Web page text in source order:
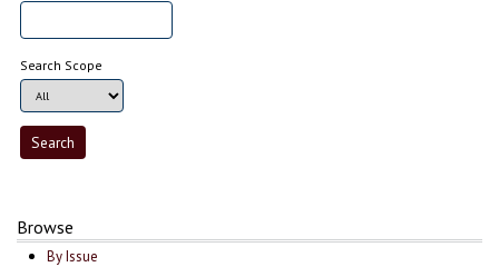
Search Scope
Browse
By Issue